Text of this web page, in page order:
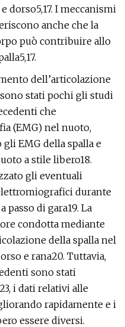
I meccanismi
anche che la
può contribuire allo
dell’articolazione
stati pochi gli studi
che
(EMG) nel nuoto,
EMG della spalla e
a stile libero18.
gli eventuali
durante
passo di gara19. La
condotta mediante
della spalla nel
e rana20. Tuttavia,
sono stati
i dati relativi alle
rapidamente e i
essere diversi.